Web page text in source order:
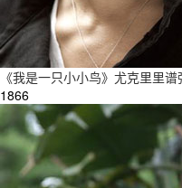
《我是一只小小鸟》尤克里里
1866